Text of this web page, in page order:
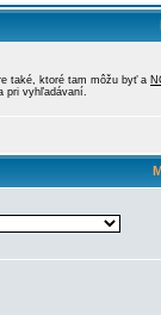
také, ktoré tam môžu byť a
pri vyhľadávaní.